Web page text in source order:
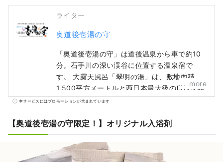
ライター
奥道後壱湯の守
「奥道後壱湯の守」は道後温泉から車で約10
分。石手川の深い渓谷に位置する温泉宿で
す。 大露天風呂「翠明の湯」は、敷地面積約
1,500平方メートルと西日本最大級の広さを誇
り、美しい自然のパノラマをお楽しみ頂けま
「貸切露天風呂」や好きな時間に温泉を楽し
める「露天風呂付客室」など、豊富な湯量を
誇る当館ならではの湯めぐりもお楽しみ頂け
ます。 夕食は、愛媛県産の食材にこだわった
more
本サービスにはプロモーションが含まれています
【奥道後壱湯の守限定！】オリジナル入浴剤